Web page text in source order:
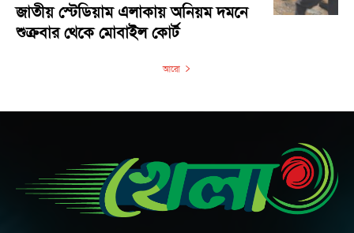
জাতীয় স্টেডিয়াম এলাকায় অনিয়ম দমনে
শুক্রবার থেকে মোবাইল কোর্ট
আরো